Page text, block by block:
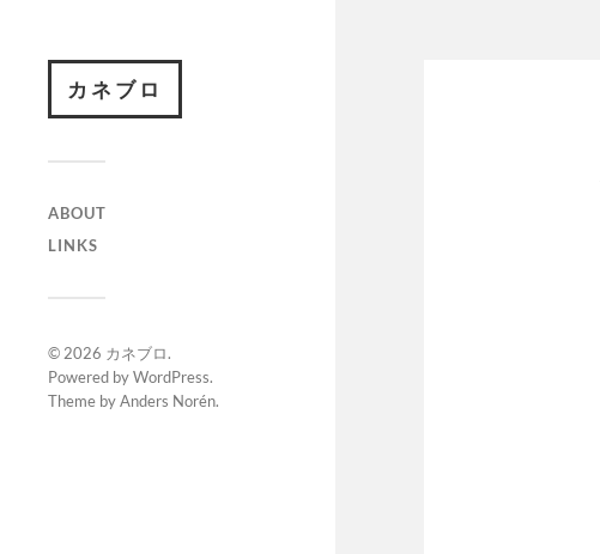
カネブロ
ABOUT
LINKS
© 2026 カネブロ.
Powered byWordPress.
Theme byAnders Norén.